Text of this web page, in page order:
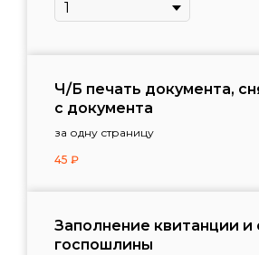
Ч/Б печать документа,
с документа
за одну страницу
45 ₽
Заполнение квитанции и
госпошлины